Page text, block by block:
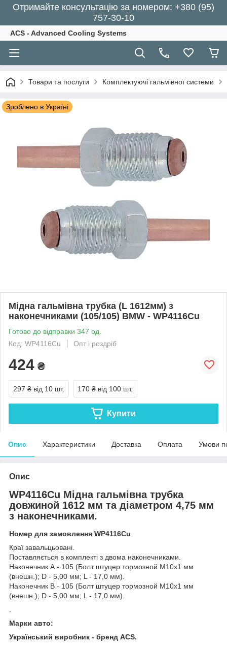
Отримайте консультацію за номером: +380 (95)
757-30-10
ACS - Advanced Cooling Systems
Товари та послуги Комплектуючі гальмівної системи
Зроблено в Україні
Мідна гальмівна трубка (L 1612мм) з
наконечниками (105/105) BMW - WP4116Cu
Готово до відправки 347 од.
Код: WP4116Cu
Опт і роздріб
424 ₴
297 ₴ від 10 шт. 170 ₴ від 100 шт.
Купити
Опис Характеристики Доставка Оплата Умови
Опис
WP4116Cu Мідна гальмівна трубка
довжиной 1612 мм та діаметром 4,75 мм
з наконечниками.
Номер для замовлення WP4116Cu
Краї завальцьовані.
Поставляється в комплекті з двома наконечниками.
Наконечник А - 105 (Болт штуцер тормозной М10х1 мм
(внешн.); D - 5,00 мм; L - 17,0 мм).
Наконечник В - 105 (Болт штуцер тормозной М10х1 мм
(внешн.); D - 5,00 мм; L - 17,0 мм).
.
Марки авто:
Український виробник - бренд ACS.